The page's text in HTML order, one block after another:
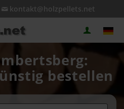
kontakt@holzpellets.net
bestellen